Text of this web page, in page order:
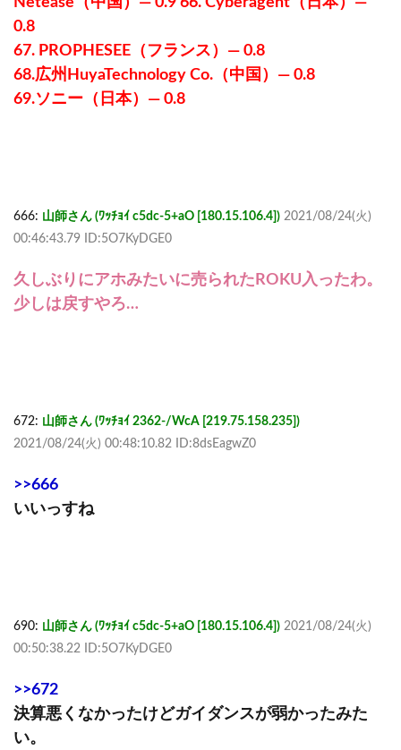
0.8
67. PROPHESEE（フランス）— 0.8
68.広州HuyaTechnology Co.（中国）— 0.8
69.ソニー（日本）— 0.8
666: 山師さん (ﾜｯﾁｮｲ c5dc-5+aO [180.15.106.4]) 2021/08/24(火)
00:46:43.79 ID:5O7KyDGE0
久しぶりにアホみたいに売られたROKU入ったわ。
少しは戻すやろ…
672: 山師さん (ﾜｯﾁｮｲ 2362-/WcA [219.75.158.235])
2021/08/24(火) 00:48:10.82 ID:8dsEagwZ0
>>666
いいっすね
690: 山師さん (ﾜｯﾁｮｲ c5dc-5+aO [180.15.106.4]) 2021/08/24(火)
00:50:38.22 ID:5O7KyDGE0
>>672
決算悪くなかったけどガイダンスが弱かったみた
い。